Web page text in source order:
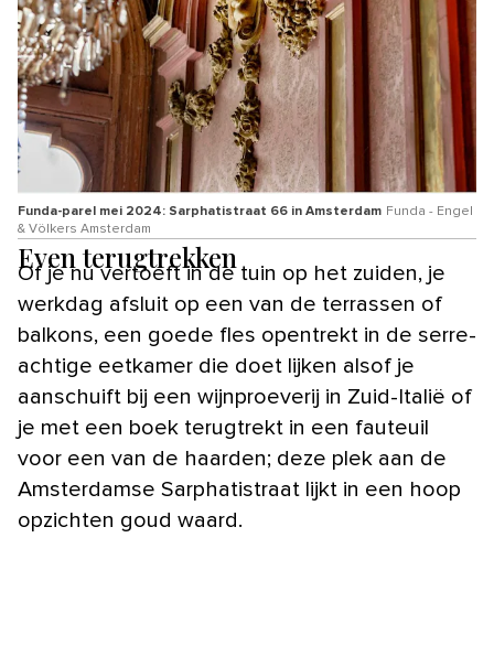
Funda-parel mei 2024: Sarphatistraat 66 in Amsterdam Funda - Engel
& Völkers Amsterdam
Even terugtrekken
Of je nu vertoeft in de tuin op het zuiden, je
werkdag afsluit op een van de terrassen of
balkons, een goede fles opentrekt in de serre-
achtige eetkamer die doet lijken alsof je
aanschuift bij een wijnproeverij in Zuid-Italië of
je met een boek terugtrekt in een fauteuil
voor een van de haarden; deze plek aan de
Amsterdamse Sarphatistraat lijkt in een hoop
opzichten goud waard.